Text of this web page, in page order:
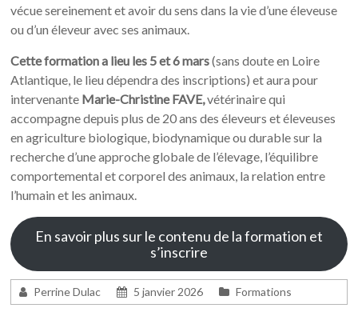
vécue sereinement et avoir du sens dans la vie d’une éleveuse
ou d’un éleveur avec ses animaux.
Cette formation a lieu les 5 et 6 mars(sans doute en Loire
Atlantique, le lieu dépendra des inscriptions) et aura pour
intervenante Marie-Christine FAVE,vétérinaire qui
accompagne depuis plus de 20 ans des éleveurs et éleveuses
en agriculture biologique, biodynamique ou durable sur la
recherche d’une approche globale de l’élevage, l’équilibre
comportemental et corporel des animaux, la relation entre
l’humain et les animaux.
En savoir plus sur le contenu de la formation et
s’inscrire
Perrine Dulac 5 janvier 2026 Formations